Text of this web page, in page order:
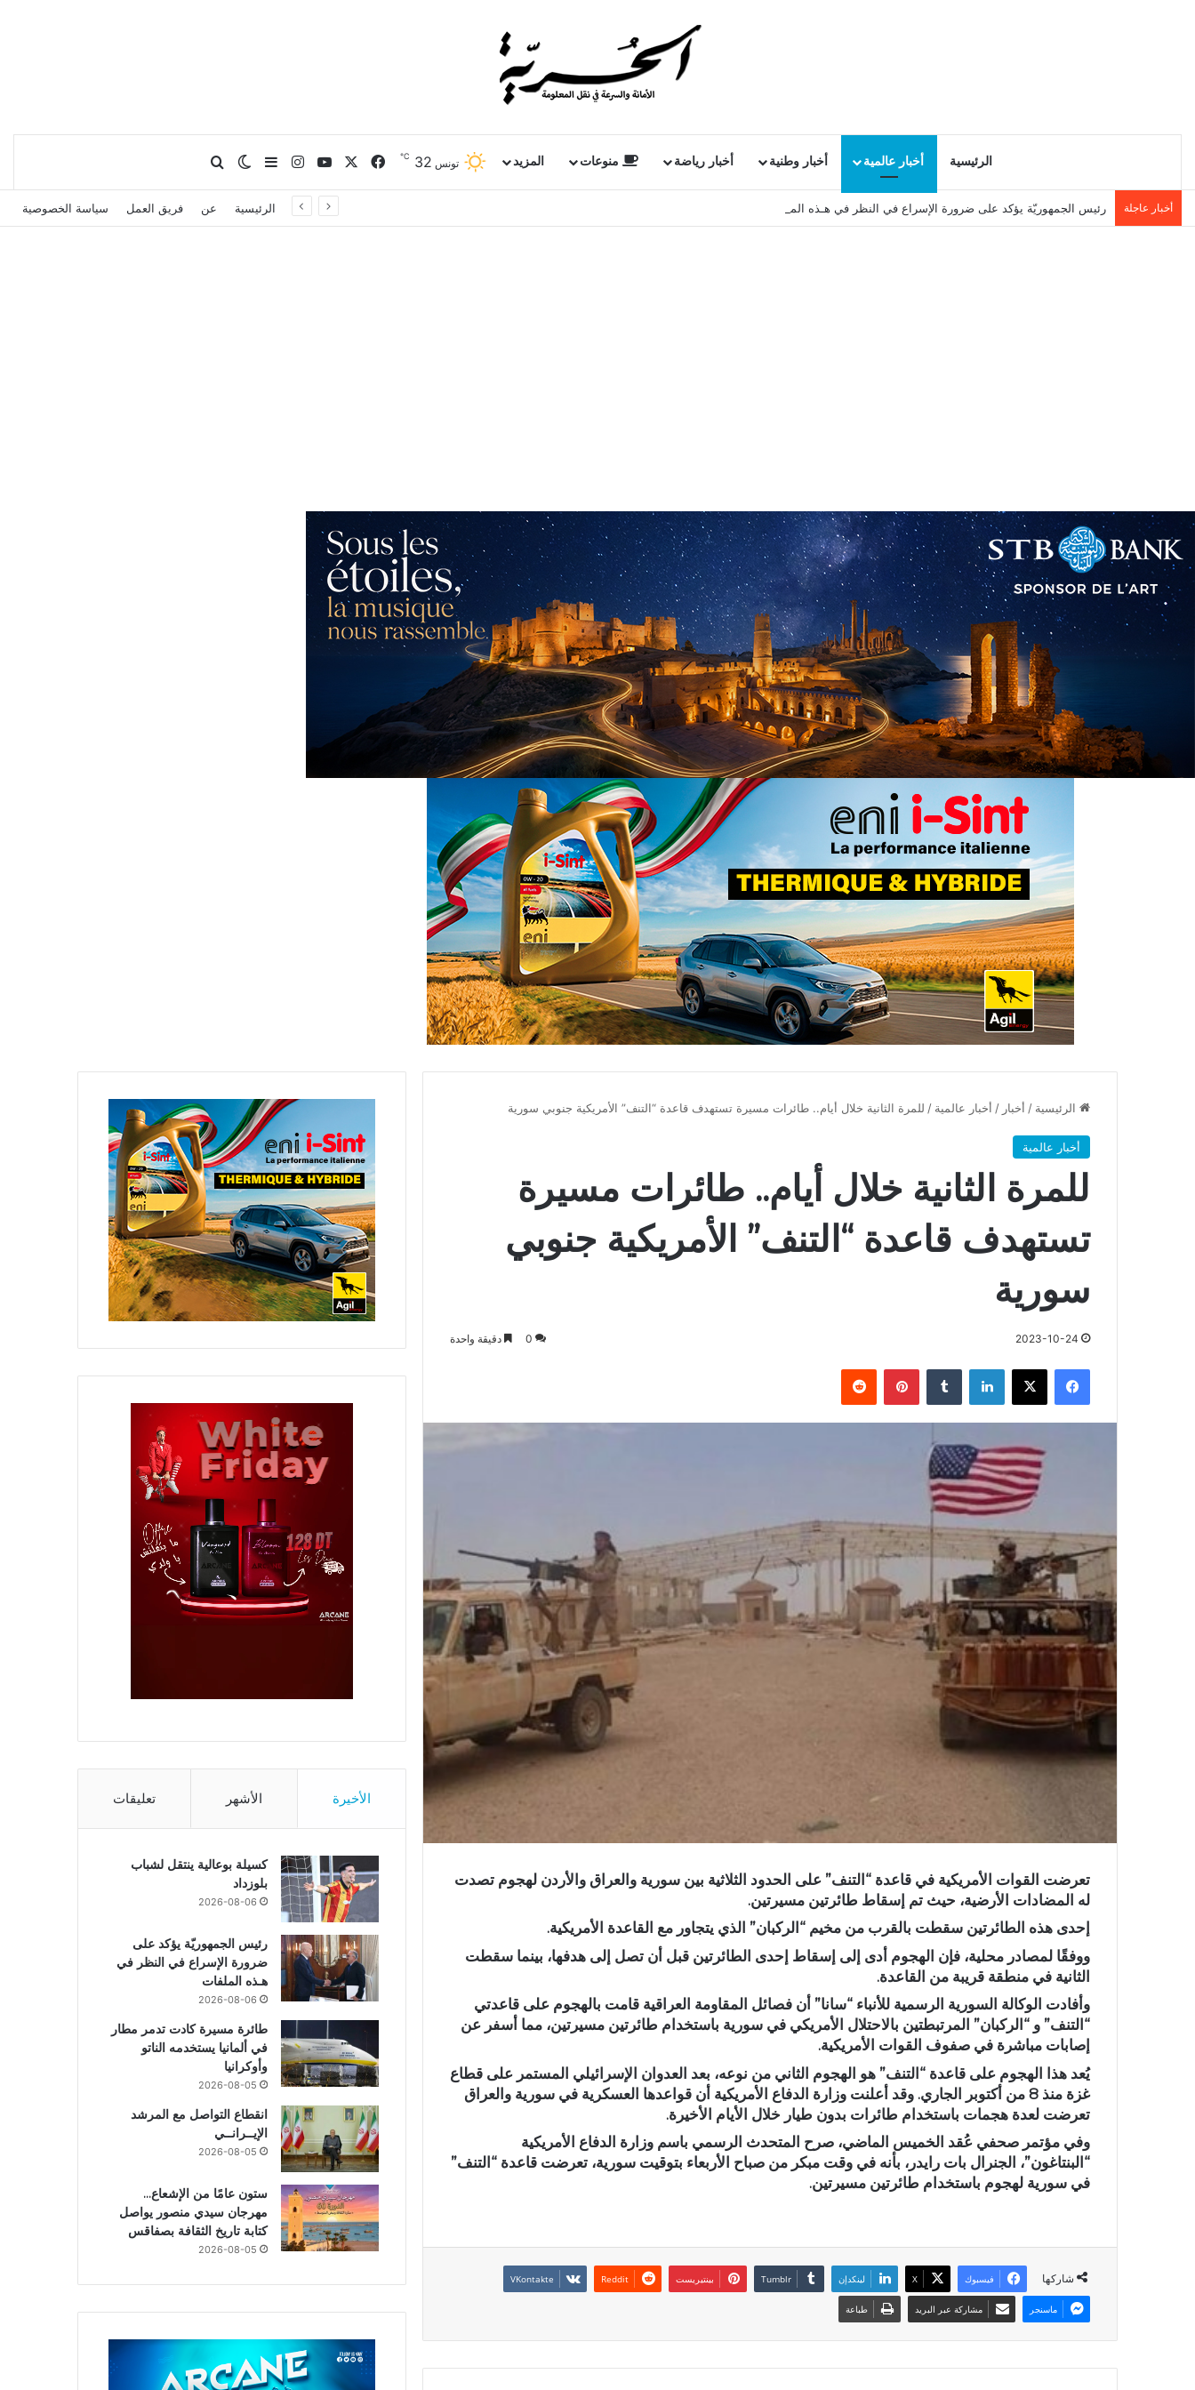
الرئيسية أخبار عالمية أخبار وطنية أخبار رياضة منوعات المزيد تونس 32
℃ فيسبوك يوتيوبانستقرامإضافة عمود جانبي
الوضع المظلم
بحث عن
أخبار عاجلة رئيس الجمهوريّة يؤكد على ضرورة الإسراع في النظر في هـذه الملفات الرئيسية عن فريق العمل سياسة الخصوصية
الرئيسية / أخبار / أخبار عالمية / للمرة الثانية خلال أيام.. طائرات مسيرة تستهدف قاعدة “التنف” الأمريكية جنوبي سورية
أخبار عالمية
للمرة الثانية خلال أيام.. طائرات مسيرة
تستهدف قاعدة “التنف” الأمريكية جنوبي
سورية
2023-10-24
0 دقيقة واحدة
فيسبوك X لينكدإن بينتيريست
تعرضت القوات الأمريكية في قاعدة “التنف” على الحدود الثلاثية بين سورية والعراق والأردن لهجوم تصدت
له المضادات الأرضية، حيث تم إسقاط طائرتين مسيرتين.
إحدى هذه الطائرتين سقطت بالقرب من مخيم “الركبان” الذي يتجاور مع القاعدة الأمريكية.
ووفقًا لمصادر محلية، فإن الهجوم أدى إلى إسقاط إحدى الطائرتين قبل أن تصل إلى هدفها، بينما سقطت
الثانية في منطقة قريبة من القاعدة.
وأفادت الوكالة السورية الرسمية للأنباء “سانا” أن فصائل المقاومة العراقية قامت بالهجوم على قاعدتي
“التنف” و “الركبان” المرتبطتين بالاحتلال الأمريكي في سورية باستخدام طائرتين مسيرتين، مما أسفر عن
إصابات مباشرة في صفوف القوات الأمريكية.
يُعد هذا الهجوم على قاعدة “التنف” هو الهجوم الثاني من نوعه، بعد العدوان الإسرائيلي المستمر على قطاع
غزة منذ 8 من أكتوبر الجاري. وقد أعلنت وزارة الدفاع الأمريكية أن قواعدها العسكرية في سورية والعراق
تعرضت لعدة هجمات باستخدام طائرات بدون طيار خلال الأيام الأخيرة.
وفي مؤتمر صحفي عُقد الخميس الماضي، صرح المتحدث الرسمي باسم وزارة الدفاع الأمريكية
“البنتاغون”، الجنرال بات رايدر، بأنه في وقت مبكر من صباح الأربعاء بتوقيت سورية، تعرضت قاعدة “التنف”
في سورية لهجوم باستخدام طائرتين مسيرتين.
شاركها فيسبوك X لينكدإن بينتيريست
ماسنجر مشاركة عبر البريد طباعة
الأخيرة الأشهر تعليقات
كسيلة بوعالية ينتقل لشباب
بلوزداد
2026-08-06
رئيس الجمهوريّة يؤكد على
ضرورة الإسراع في النظر في
هـذه الملفات
2026-08-06
طائرة مسيرة كادت تدمر مطار
في ألمانيا يستخدمه الناتو
وأوكرانيا
2026-08-05
انقطاع التواصل مع المرشد
الإيــرانــي
2026-08-05
ستون عامًا من الإشعاع…
مهرجان سيدي منصور يواصل
كتابة تاريخ الثقافة بصفاقس
2026-08-05